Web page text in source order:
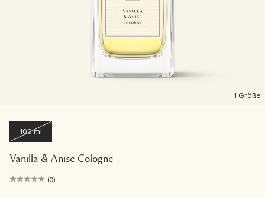
1 Größe
100 ml
Vanilla & Anise Cologne
(0)